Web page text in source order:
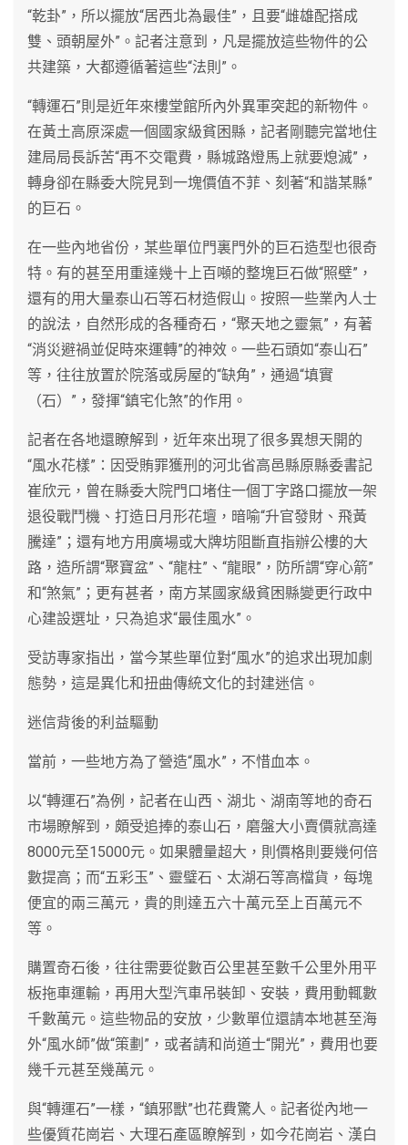
“乾卦”，所以擺放“居西北為最佳”，且要“雌雄配搭成
雙、頭朝屋外”。記者注意到，凡是擺放這些物件的公
共建築，大都遵循著這些“法則”。
“轉運石”則是近年來樓堂館所內外異軍突起的新物件。
在黃土高原深處一個國家級貧困縣，記者剛聽完當地住
建局局長訴苦“再不交電費，縣城路燈馬上就要熄滅”，
轉身卻在縣委大院見到一塊價值不菲、刻著“和諧某縣”
的巨石。
在一些內地省份，某些單位門裏門外的巨石造型也很奇
特。有的甚至用重達幾十上百噸的整塊巨石做“照壁”，
還有的用大量泰山石等石材造假山。按照一些業內人士
的說法，自然形成的各種奇石，“聚天地之靈氣”，有著
“消災避禍並促時來運轉”的神效。一些石頭如“泰山石”
等，往往放置於院落或房屋的“缺角”，通過“填實
（石）”，發揮“鎮宅化煞”的作用。
記者在各地還瞭解到，近年來出現了很多異想天開的
“風水花樣”：因受賄罪獲刑的河北省高邑縣原縣委書記
崔欣元，曾在縣委大院門口堵住一個丁字路口擺放一架
退役戰鬥機、打造日月形花壇，暗喻“升官發財、飛黃
騰達”；還有地方用廣場或大牌坊阻斷直指辦公樓的大
路，造所謂“聚寶盆”、“龍柱”、“龍眼”，防所謂“穿心箭”
和“煞氣”；更有甚者，南方某國家級貧困縣變更行政中
心建設選址，只為追求“最佳風水”。
受訪專家指出，當今某些單位對“風水”的追求出現加劇
態勢，這是異化和扭曲傳統文化的封建迷信。
迷信背後的利益驅動
當前，一些地方為了營造“風水”，不惜血本。
以“轉運石”為例，記者在山西、湖北、湖南等地的奇石
市場瞭解到，頗受追捧的泰山石，磨盤大小賣價就高達
8000元至15000元。如果體量超大，則價格則要幾何倍
數提高；而“五彩玉”、靈璧石、太湖石等高檔貨，每塊
便宜的兩三萬元，貴的則達五六十萬元至上百萬元不
等。
購置奇石後，往往需要從數百公里甚至數千公里外用平
板拖車運輸，再用大型汽車吊裝卸、安裝，費用動輒數
千數萬元。這些物品的安放，少數單位還請本地甚至海
外“風水師”做“策劃”，或者請和尚道士“開光”，費用也要
幾千元甚至幾萬元。
與“轉運石”一樣，“鎮邪獸”也花費驚人。記者從內地一
些優質花崗岩、大理石產區瞭解到，如今花崗岩、漢白